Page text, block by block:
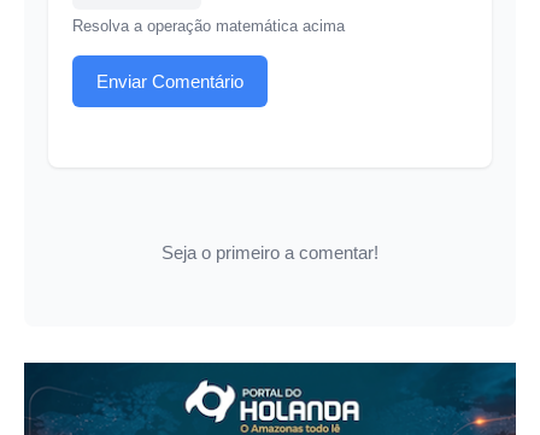
Resolva a operação matemática acima
Enviar Comentário
Seja o primeiro a comentar!